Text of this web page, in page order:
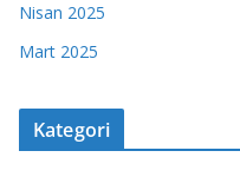
Nisan 2025
Mart 2025
Kategori